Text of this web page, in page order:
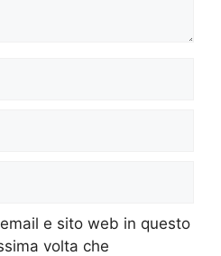
e sito web in questo
volta che